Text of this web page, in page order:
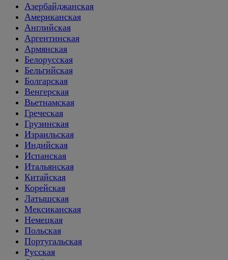
Азербайджанская
Американская
Английская
Аргентинская
Армянская
Белорусская
Бельгийская
Болгарская
Венгерская
Вьетнамская
Греческая
Грузинская
Израильская
Индийская
Испанская
Итальянская
Китайская
Корейская
Латышская
Мексиканская
Немецкая
Польская
Португальская
Русская